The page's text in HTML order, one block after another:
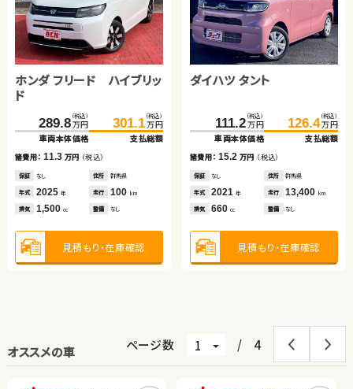
ホンダ フリード ハイブリッ
ド
289.8 （税込）
万円
車両本体価格
301.1 （税込）
万円
支払総額
諸費用：11.3 万円 （税込）
保証 なし 住所 群馬県
年式 2025 年 走行 100 km
排気 1,500 cc 整備 なし
見積もり・在庫確認
ダイハツ タント
111.2 （税込）
万円
車両本体価格
126.4 （税込）
万円
支払総額
諸費用：15.2 万円 （税込）
保証 なし 住所 群馬県
年式 2021 年 走行 13,400 km
排気 660 cc 整備 なし
見積もり・在庫確認
オススメの車 ページ数 / 4